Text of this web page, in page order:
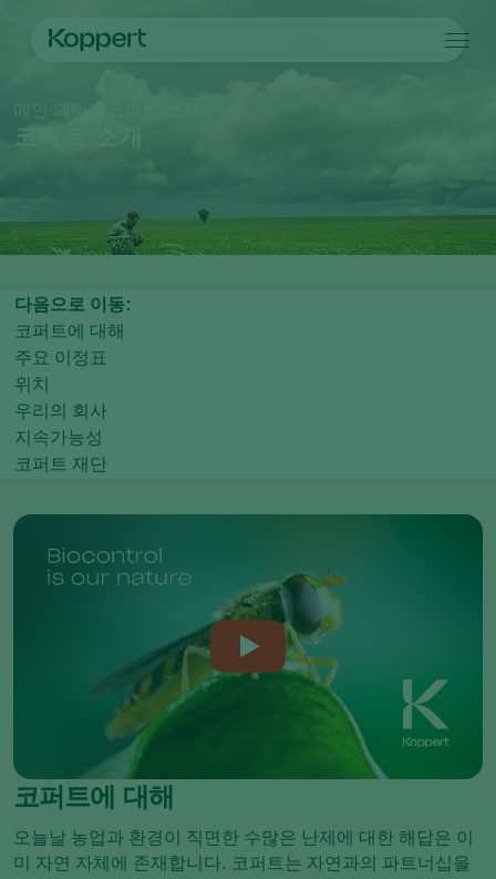
제품
식물 건강
어플
과일류
실외 채소류
식물 질병
코퍼트 소개
새 소식 및 정보
연락처
메인 페이지
코퍼트 소개
다음으로 이동:
코퍼트에 대해
주요 이정표
위치
우리의 회사
지속가능성
코퍼트 재단
코퍼트에 대해
오늘날 농업과 환경이 직면한 수많은 난제에 대한 해답은 이
미 자연 자체에 존재합니다. 코퍼트는 자연과의 파트너십을